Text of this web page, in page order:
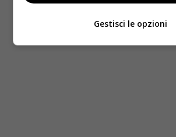
Gestisci le opzioni